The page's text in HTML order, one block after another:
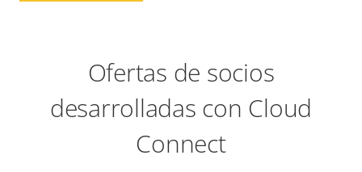
Ofertas de socios
desarrolladas con Cloud
Connect